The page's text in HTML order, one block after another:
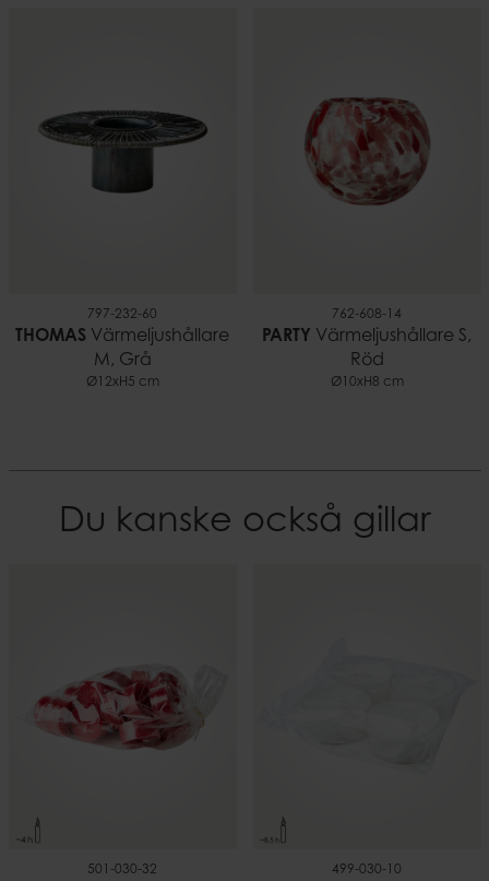
797-232-60
THOMAS Värmeljushållare
M, Grå
Ø12xH5 cm
762-608-14
PARTY Värmeljushållare S,
Röd
Ø10xH8 cm
Du kanske också gillar
501-030-32 499-030-10